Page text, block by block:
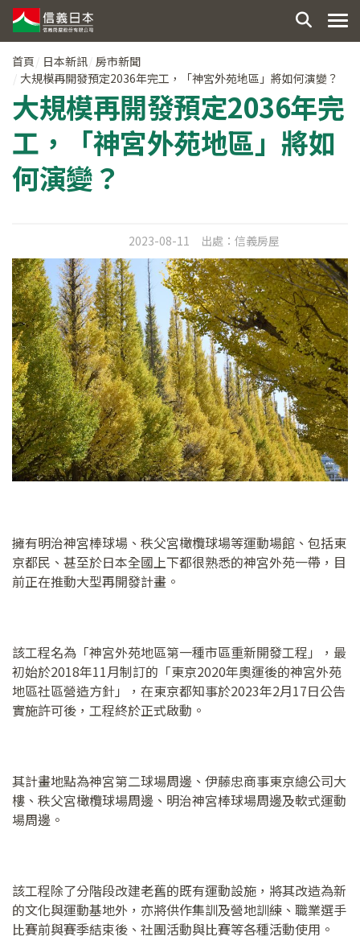
首頁 日本新訊 房市新聞
大規模再開發預定2036年完工，「神宮外苑地區」將如何演變？
大規模再開發預定2036年完
工，「神宮外苑地區」將如
何演變？
2023-08-11 出處： 信義房屋
擁有明治神宮棒球場、秩父宮橄欖球場等運動場館、包括東
京都民、甚至於日本全國上下都很熟悉的神宮外苑一帶，目
前正在推動大型再開發計畫。
該工程名為「神宮外苑地區第一種市區重新開發工程」，最
初始於2018年11月制訂的「東京2020年奧運後的神宮外苑
地區社區營造方針」，在東京都知事於2023年2月17日公告
實施許可後，工程終於正式啟動。
其計畫地點為神宮第二球場周邊、伊藤忠商事東京總公司大
樓、秩父宮橄欖球場周邊、明治神宮棒球場周邊及軟式運動
場周邊。
該工程除了分階段改建老舊的既有運動設施，將其改造為新
的文化與運動基地外，亦將供作集訓及營地訓練、職業選手
比賽前與賽季結束後、社團活動與比賽等各種活動使用。